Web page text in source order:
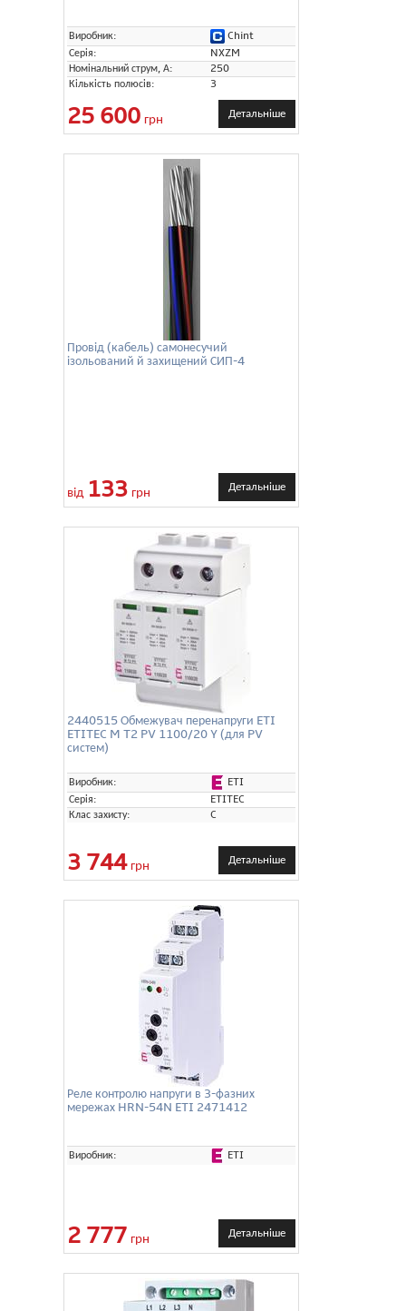
Виробник:
Chint
Серія:
NXZM
Номінальний струм, А:
250
Кількість полюсів:
3
25 600 грн Детальніше
Провід (кабель) самонесучий
ізольований й захищений СИП-4
від 133 грн Детальніше
2440515 Обмежувач перенапруги ETI
ETITEC M T2 PV 1100/20 Y (для PV
систем)
Виробник:
ETI
Серія:
ETITEC
Клас захисту:
C
3 744грн Детальніше
Реле контролю напруги в 3-фазних
мережах HRN-54N ETI 2471412
Виробник: ETI
2 777 грн Детальніше